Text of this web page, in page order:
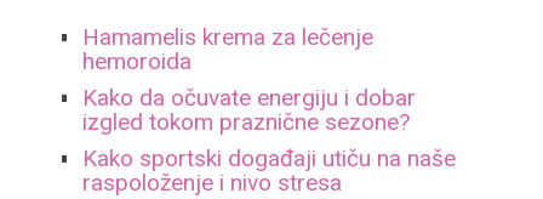
Hamamelis krema za lečenje
hemoroida
Kako da očuvate energiju i dobar
izgled tokom praznične sezone?
Kako sportski događaji utiču na naše
raspoloženje i nivo stresa